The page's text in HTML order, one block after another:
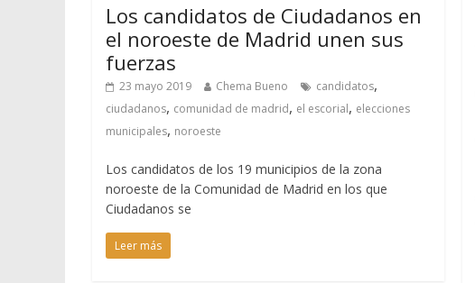
Los candidatos de Ciudadanos en
el noroeste de Madrid unen sus
fuerzas
23 mayo 2019 Chema Bueno candidatos,
ciudadanos, comunidad de madrid, el escorial, elecciones
municipales, noroeste
Los candidatos de los 19 municipios de la zona
noroeste de la Comunidad de Madrid en los que
Ciudadanos se
Leer más